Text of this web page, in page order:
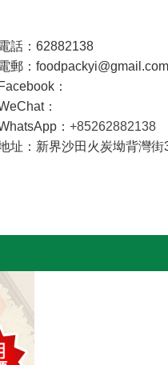
話：62882138
郵：foodpackyi@gmail.com
：
：
： +85262882138
址：新界沙田火炭坳背灣